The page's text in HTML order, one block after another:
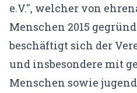
e.V.'', welcher von
Menschen 2015
beschäftigt sich der
und insbesondere mit
Menschen sowie